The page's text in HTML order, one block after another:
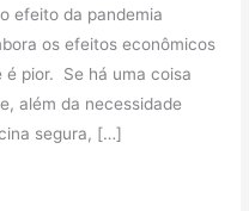
efeito da pandemia
os efeitos econômicos
é pior. Se há uma coisa
além da necessidade
segura, […]